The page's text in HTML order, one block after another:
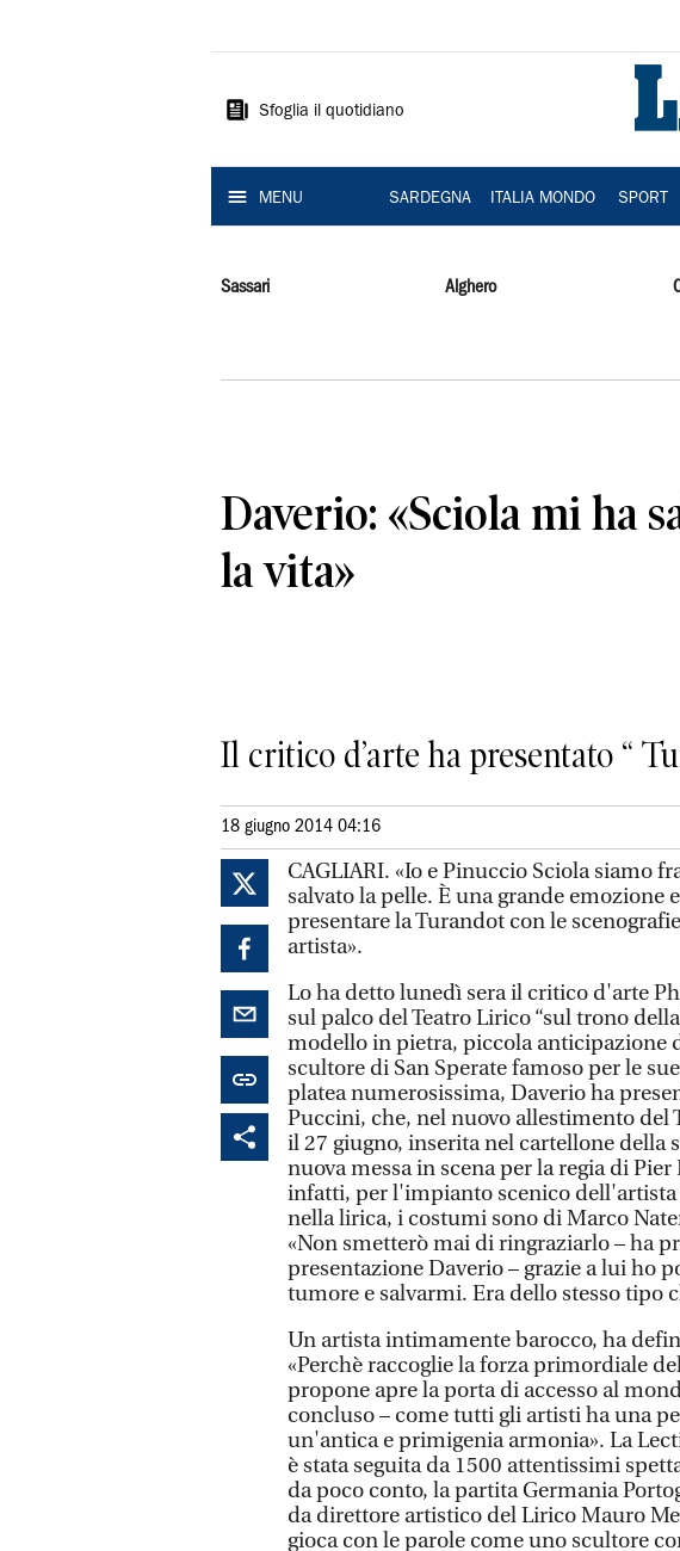
Sardegna
Sfoglia il quotidiano
MENU SARDEGNA ITALIA MONDO SPORT
Sassari Alghero
Daverio: «Sciola mi ha
la vita»
Il critico d’arte ha presentato “
18 giugno 2014 04:16
CAGLIARI. «Io e Pinuccio Sciola siamo
salvato la pelle. È una grande emozione
presentare la Turandot con le
artista».
Lo ha detto lunedì sera il critico d'arte
sul palco del Teatro Lirico “sul trono
modello in pietra, piccola anticipazione
scultore di San Sperate famoso per le
platea numerosissima, Daverio ha
Puccini, che, nel nuovo allestimento del
il 27 giugno, inserita nel cartellone della
nuova messa in scena per la regia di
infatti, per l'impianto scenico dell'artista
nella lirica, i costumi sono di Marco
«Non smetterò mai di ringraziarlo – ha
presentazione Daverio – grazie a lui ho
tumore e salvarmi. Era dello stesso tipo
Un artista intimamente barocco, ha
«Perchè raccoglie la forza primordiale
propone apre la porta di accesso al
concluso – come tutti gli artisti ha una
un'antica e primigenia armonia». La
è stata seguita da 1500 attentissimi
da poco conto, la partita Germania
da direttore artistico del Lirico Mauro
gioca con le parole come uno scultore